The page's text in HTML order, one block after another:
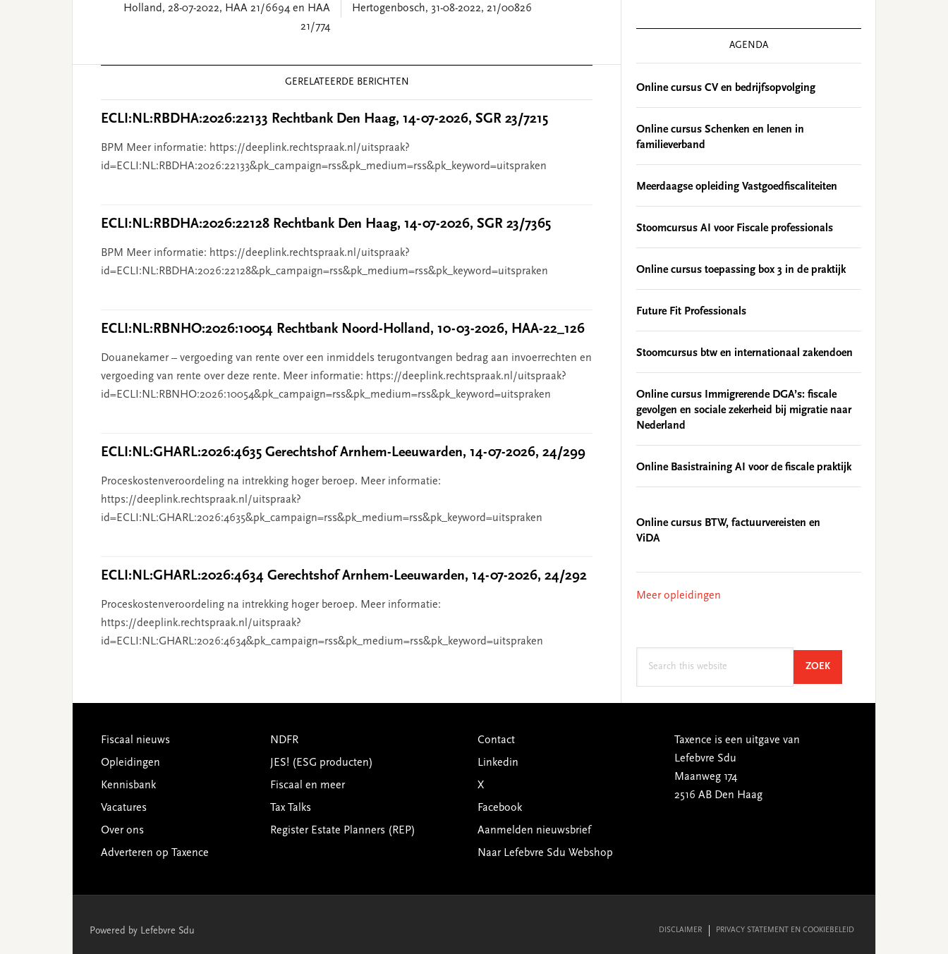
Holland, 28-07-2022, HAA 21/6694 en HAA
21/774
Hertogenbosch, 31-08-2022, 21/00826
GERELATEERDE BERICHTEN
ECLI:NL:RBDHA:2026:22133 Rechtbank Den Haag, 14-07-2026, SGR 23/7215
BPM Meer informatie: https://deeplink.rechtspraak.nl/uitspraak?
id=ECLI:NL:RBDHA:2026:22133&pk_campaign=rss&pk_medium=rss&pk_keyword=uitspraken
ECLI:NL:RBDHA:2026:22128 Rechtbank Den Haag, 14-07-2026, SGR 23/7365
BPM Meer informatie: https://deeplink.rechtspraak.nl/uitspraak?
id=ECLI:NL:RBDHA:2026:22128&pk_campaign=rss&pk_medium=rss&pk_keyword=uitspraken
ECLI:NL:RBNHO:2026:10054 Rechtbank Noord-Holland, 10-03-2026, HAA-22_126
Douanekamer – vergoeding van rente over een inmiddels terugontvangen bedrag aan invoerrechten en
vergoeding van rente over deze rente. Meer informatie: https://deeplink.rechtspraak.nl/uitspraak?
id=ECLI:NL:RBNHO:2026:10054&pk_campaign=rss&pk_medium=rss&pk_keyword=uitspraken
ECLI:NL:GHARL:2026:4635 Gerechtshof Arnhem-Leeuwarden, 14-07-2026, 24/299
Proceskostenveroordeling na intrekking hoger beroep. Meer informatie:
https://deeplink.rechtspraak.nl/uitspraak?
id=ECLI:NL:GHARL:2026:4635&pk_campaign=rss&pk_medium=rss&pk_keyword=uitspraken
ECLI:NL:GHARL:2026:4634 Gerechtshof Arnhem-Leeuwarden, 14-07-2026, 24/292
Proceskostenveroordeling na intrekking hoger beroep. Meer informatie:
https://deeplink.rechtspraak.nl/uitspraak?
id=ECLI:NL:GHARL:2026:4634&pk_campaign=rss&pk_medium=rss&pk_keyword=uitspraken
AGENDA
Online cursus CV en bedrijfsopvolging
Online cursus Schenken en lenen in
familieverband
Meerdaagse opleiding Vastgoedfiscaliteiten
Stoomcursus AI voor Fiscale professionals
Online cursus toepassing box 3 in de praktijk
Future Fit Professionals
Stoomcursus btw en internationaal zakendoen
Online cursus Immigrerende DGA’s: fiscale
gevolgen en sociale zekerheid bij migratie naar
Nederland
Online Basistraining AI voor de fiscale praktijk
Online cursus BTW, factuurvereisten en
ViDA
Meer opleidingen
ZOEKSEARCH
Footer
Fiscaal nieuws
Opleidingen
Kennisbank
Vacatures
Over ons
Adverteren op Taxence
NDFR
JES! (ESG producten)
Fiscaal en meer
Tax Talks
Register Estate Planners (REP)
Contact
Linkedin
X
Facebook
Aanmelden nieuwsbrief
Naar Lefebvre Sdu Webshop
Taxence is een uitgave van
Lefebvre Sdu
Maanweg 174
2516 AB Den Haag
Powered by Lefebvre Sdu DISCLAIMER PRIVACY STATEMENT EN COOKIEBELEID